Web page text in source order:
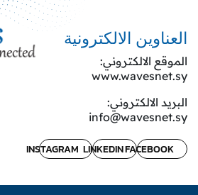
العناوين الالكترونية
الموقع الالكتروني:
www.wavesnet.sy
البريد الالكتروني:
info@wavesnet.sy
FACEBOOK
LINKEDIN
INSTAGRAM